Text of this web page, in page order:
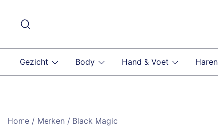
Gezicht Body Hand & Voet Haren
Home / Merken / Black Magic